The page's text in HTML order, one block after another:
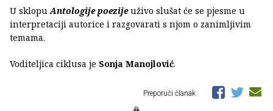
U sklopuAntologije poezijeuživo slušat će se pjesme u
interpretaciji autorice i razgovarati s njom o zanimljivim
temama.
Voditeljica ciklusa je Sonja Manojlović.
Preporuči članak